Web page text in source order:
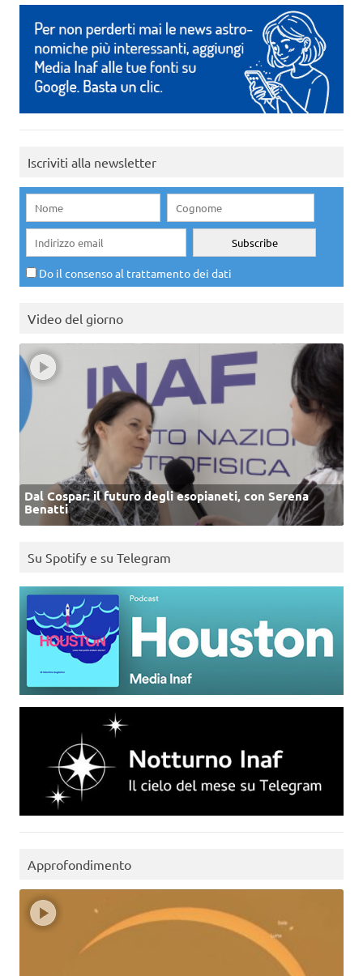
Iscriviti alla newsletter
Do il consenso al trattamento dei dati
Video del giorno
Dal Cospar: il futuro degli esopianeti, con Serena
Benatti
Su Spotify e su Telegram
Approfondimento